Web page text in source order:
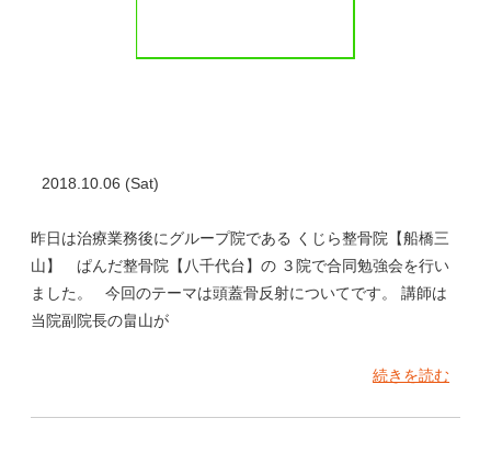
2018.10.06 (Sat)
昨日は治療業務後にグループ院である くじら整骨院【船橋三
山】 ぱんだ整骨院【八千代台】の ３院で合同勉強会を行い
ました。 今回のテーマは頭蓋骨反射についてです。 講師は
当院副院長の畠山が
続きを読む